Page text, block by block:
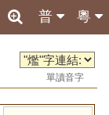
粵
普
單讀音字